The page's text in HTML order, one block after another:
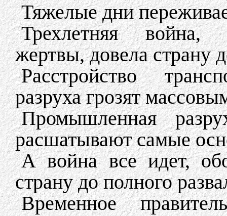
Тяжелые дни
Трехлетняя война,
жертвы, довела страну
Расстройство
разруха грозят
Промышленная
расшатывают самые
А война все идет,
страну до полного
Временное